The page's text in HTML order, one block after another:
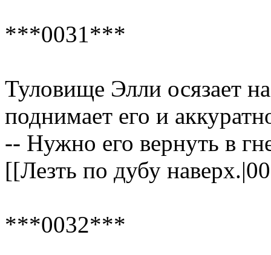
***0031***
Туловище Элли осязает
поднимает его и
-- Нужно его вернуть в
[[Лезть по дубу
***0032***